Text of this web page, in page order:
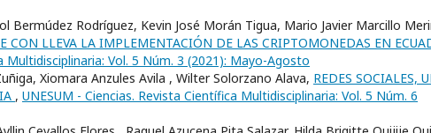
Bermúdez Rodríguez, Kevin José Morán Tigua, Mario Javier Marcillo
CON LLEVA LA IMPLEMENTACIÓN DE LAS CRIPTOMONEDAS EN
Multidisciplinaria: Vol. 5 Núm. 3 (2021): Mayo-Agosto
Xiomara Anzules Avila , Wilter Solorzano Alava, REDES SOCIALES,
, UNESUM - Ciencias. Revista Científica Multidisciplinaria: Vol. 5 Núm. 6